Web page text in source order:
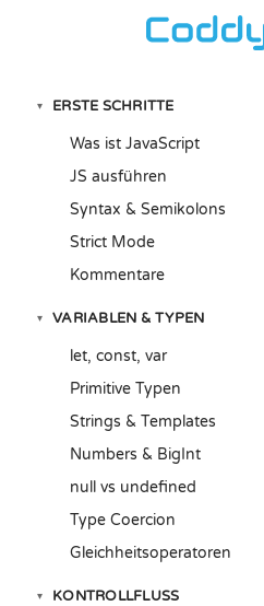
▾ ERSTE SCHRITTE
Was ist JavaScript
JS ausführen
Syntax & Semikolons
Strict Mode
Kommentare
▾ VARIABLEN & TYPEN
let, const, var
Primitive Typen
Strings & Templates
Numbers & BigInt
null vs undefined
Type Coercion
Gleichheitsoperatoren
▾ KONTROLLFLUSS